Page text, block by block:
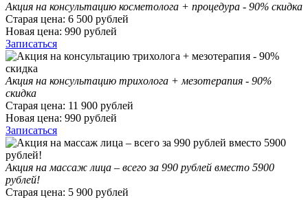
Акция на консультацию косметолога + процедура - 90% скидка
Старая цена: 6 500 рублей
Новая цена: 990 рублей
Записаться
Акция на консультацию трихолога + мезотерапия - 90%
скидка
Старая цена: 11 900 рублей
Новая цена: 990 рублей
Записаться
Акция на массаж лица – всего за 990 рублей вместо 5900
рублей!
Старая цена: 5 900 рублей